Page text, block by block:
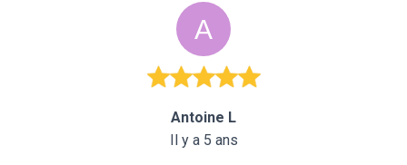
Antoine L
Il y a 5 ans